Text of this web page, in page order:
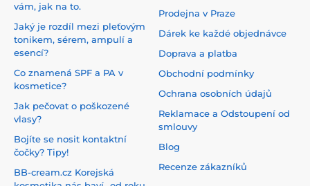
vám, jak na to.
Jaký je rozdíl mezi pleťovým
tonikem, sérem, ampulí a
esencí?
Co znamená SPF a PA v
kosmetice?
Jak pečovat o poškozené
vlasy?
Bojíte se nosit kontaktní
čočky? Tipy!
BB-cream.cz Korejská
Prodejna v Praze
Dárek ke každé objednávce
Doprava a platba
Obchodní podmínky
Ochrana osobních údajů
Reklamace a Odstoupení od
smlouvy
Blog
Recenze zákazníků